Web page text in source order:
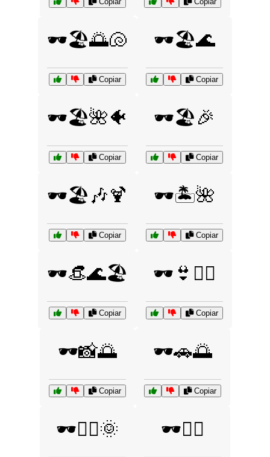
🕶️🏖️🌅🐚
Copiar
🕶️🏖️🌊
Copiar
🕶️🏖️🌺🐠
Copiar
🕶️🏖️🎉
Copiar
🕶️🏖️🎶🍹
Copiar
🕶️🏝️🌺
Copiar
🕶️👒🌊🏖️
Copiar
🕶️👙🏄‍♂️
Copiar
🕶️📸🌅
Copiar
🕶️🚗🌅
Copiar
🕶️🚴‍♀️🌞 🕶️🚴‍♂️